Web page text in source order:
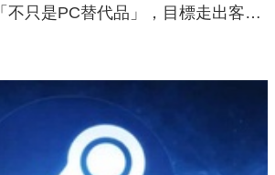
「不只是PC替代品」，目標走出客